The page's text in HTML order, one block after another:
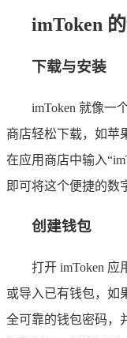
imToken
下载与安装
imToken 就像一
商店轻松下载，如苹
在应用商店中输入
即可将这个便捷的数
创建钱包
打开 imToken
或导入已有钱包，如
全可靠的钱包密码，